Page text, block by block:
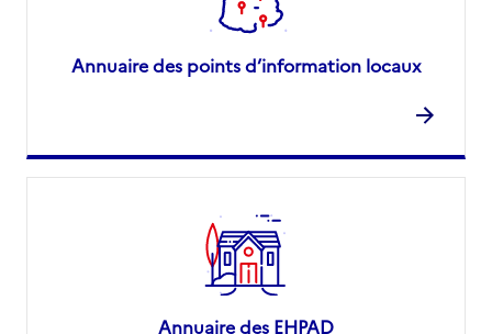
Annuaire des points d’information locaux
Annuaire des EHPAD